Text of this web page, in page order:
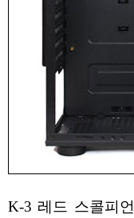
K-3 레드 스콜피